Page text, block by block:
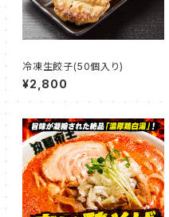
冷凍生餃子(50個入り)
¥2,800